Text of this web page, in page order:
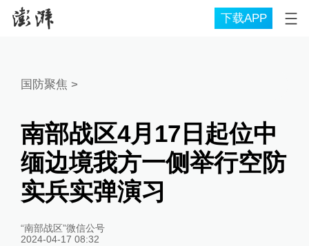
下载APP
国防聚焦 >
南部战区4月17日起位中
缅边境我方一侧举行空防
实兵实弹演习
“南部战区”微信公号
2024-04-17 08:32